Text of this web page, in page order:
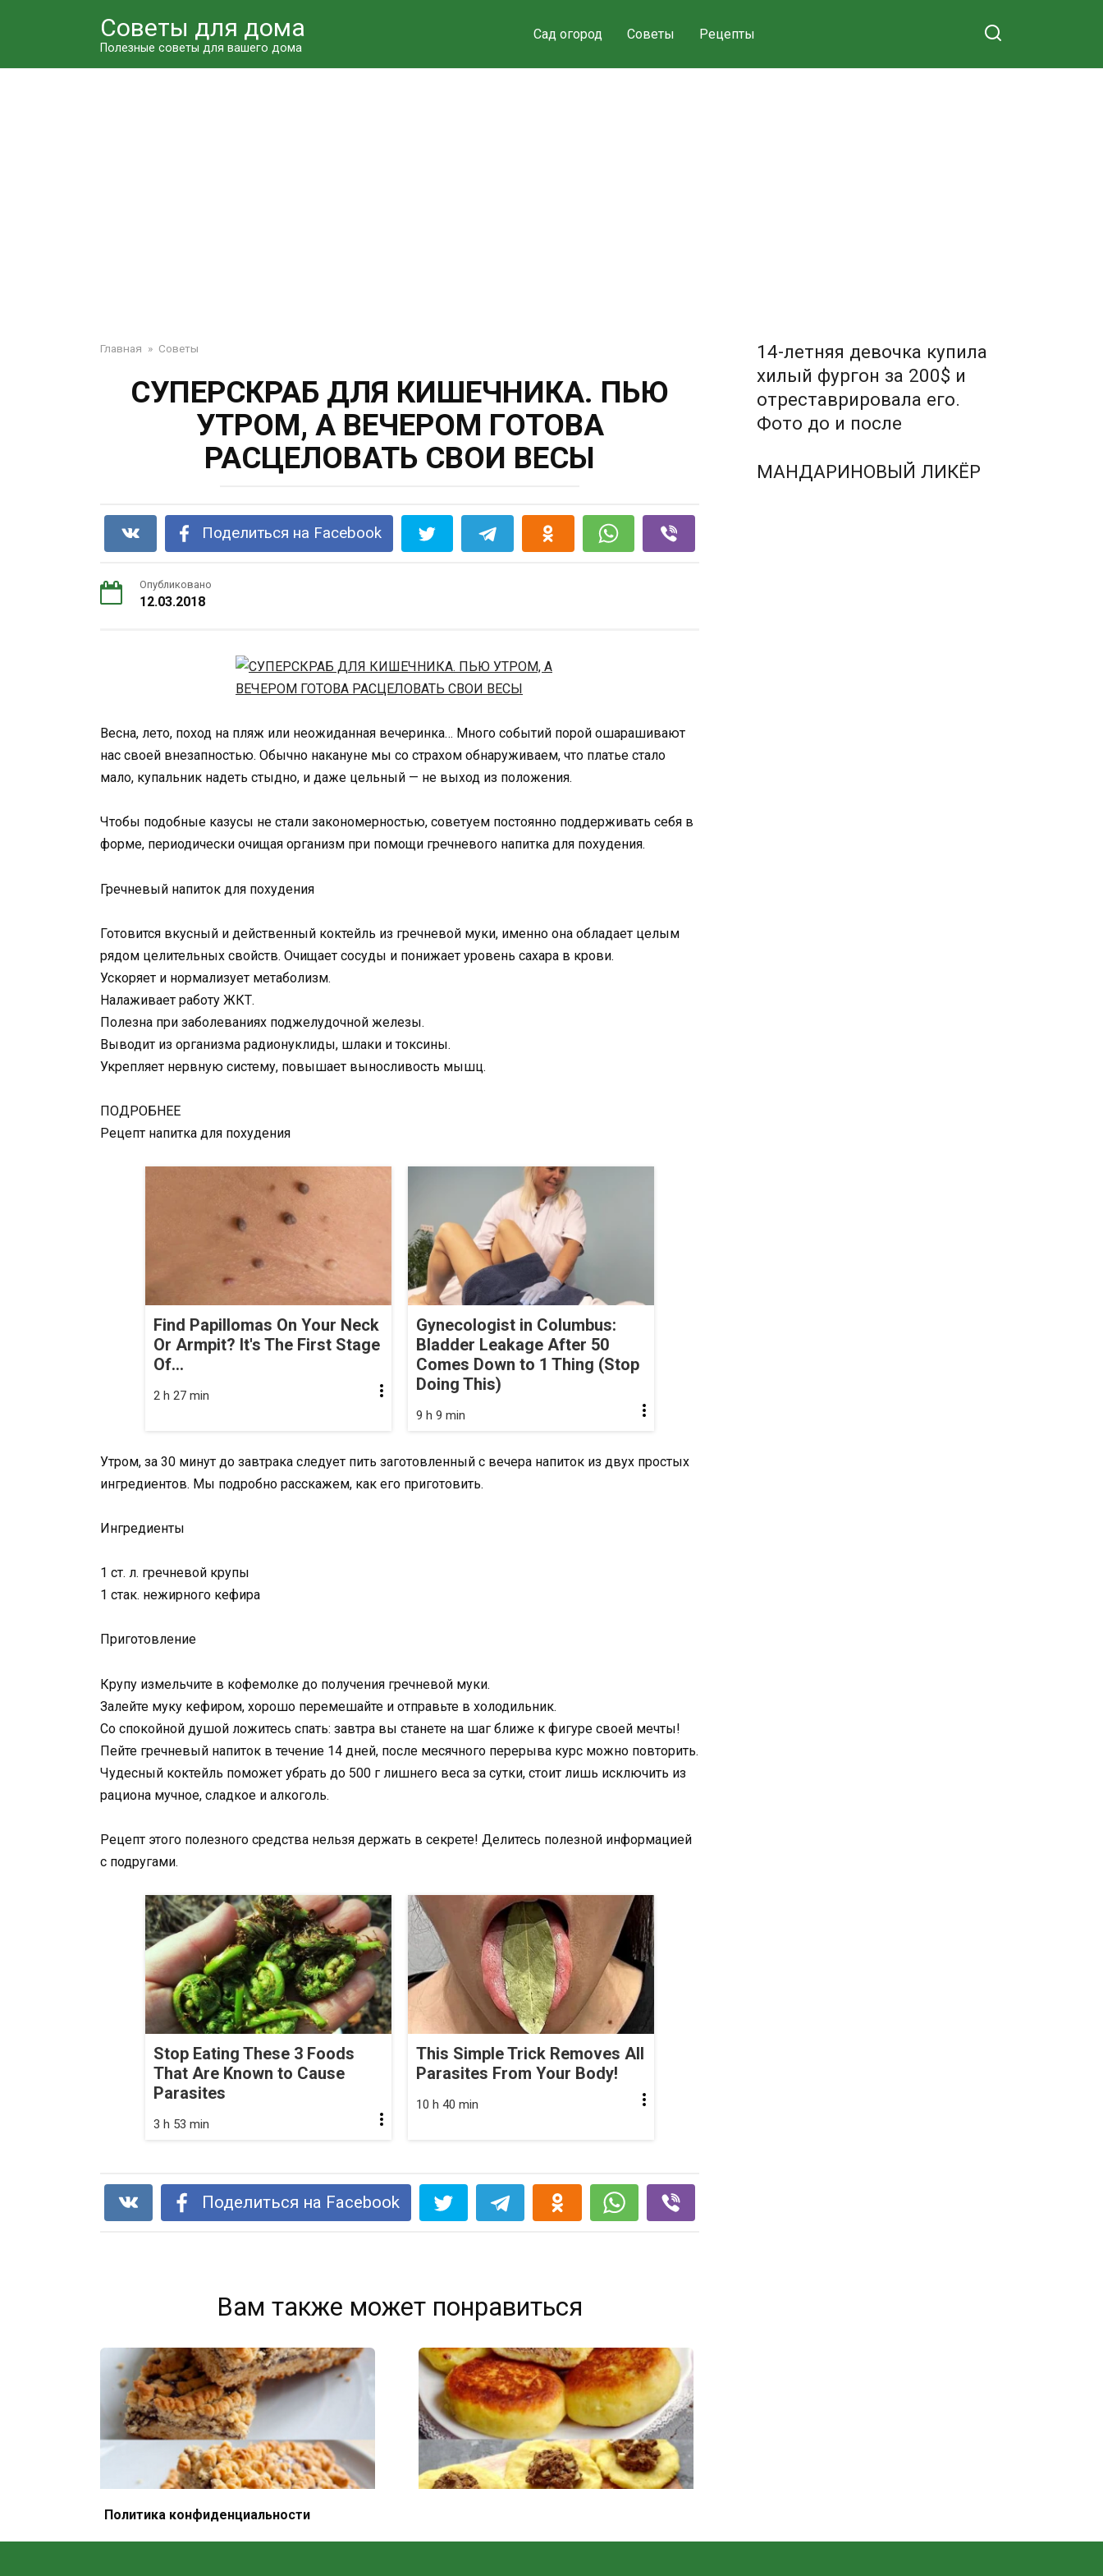
Советы для дома
Полезные советы для вашего дома
Сад огород Советы Рецепты
Главная » Советы
СУПЕРСКРАБ ДЛЯ КИШЕЧНИКА. ПЬЮ
УТРОМ, А ВЕЧЕРОМ ГОТОВА
РАСЦЕЛОВАТЬ СВОИ ВЕСЫ
Поделиться на Facebook
Опубликовано
12.03.2018
Весна, лето, поход на пляж или неожиданная вечеринка… Много событий порой ошарашивают
нас своей внезапностью. Обычно накануне мы со страхом обнаруживаем, что платье стало
мало, купальник надеть стыдно, и даже цельный — не выход из положения.
Чтобы подобные казусы не стали закономерностью, советуем постоянно поддерживать себя в
форме, периодически очищая организм при помощи гречневого напитка для похудения.
Гречневый напиток для похудения
Готовится вкусный и действенный коктейль из гречневой муки, именно она обладает целым
рядом целительных свойств. Очищает сосуды и понижает уровень сахара в крови.
Ускоряет и нормализует метаболизм.
Налаживает работу ЖКТ.
Полезна при заболеваниях поджелудочной железы.
Выводит из организма радионуклиды, шлаки и токсины.
Укрепляет нервную систему, повышает выносливость мышц.
ПОДРОБНЕЕ
Рецепт напитка для похудения
Find Papillomas On Your Neck
Or Armpit? It's The First Stage
Of...
2 h 27 min
Gynecologist in Columbus:
Bladder Leakage After 50
Comes Down to 1 Thing (Stop
Doing This)
9 h 9 min
Утром, за 30 минут до завтрака следует пить заготовленный с вечера напиток из двух простых
ингредиентов. Мы подробно расскажем, как его приготовить.
Ингредиенты
1 ст. л. гречневой крупы
1 стак. нежирного кефира
Приготовление
Крупу измельчите в кофемолке до получения гречневой муки.
Залейте муку кефиром, хорошо перемешайте и отправьте в холодильник.
Со спокойной душой ложитесь спать: завтра вы станете на шаг ближе к фигуре своей мечты!
Пейте гречневый напиток в течение 14 дней, после месячного перерыва курс можно повторить.
Чудесный коктейль поможет убрать до 500 г лишнего веса за сутки, стоит лишь исключить из
рациона мучное, сладкое и алкоголь.
Рецепт этого полезного средства нельзя держать в секрете! Делитесь полезной информацией
с подругами.
Stop Eating These 3 Foods
That Are Known to Cause
Parasites
3 h 53 min
This Simple Trick Removes All
Parasites From Your Body!
10 h 40 min
Поделиться на Facebook
Вам также может понравиться
14-летняя девочка купила
хилый фургон за 200$ и
отреставрировала его.
Фото до и после
МАНДАРИНОВЫЙ ЛИКЁР
Политика конфиденциальности